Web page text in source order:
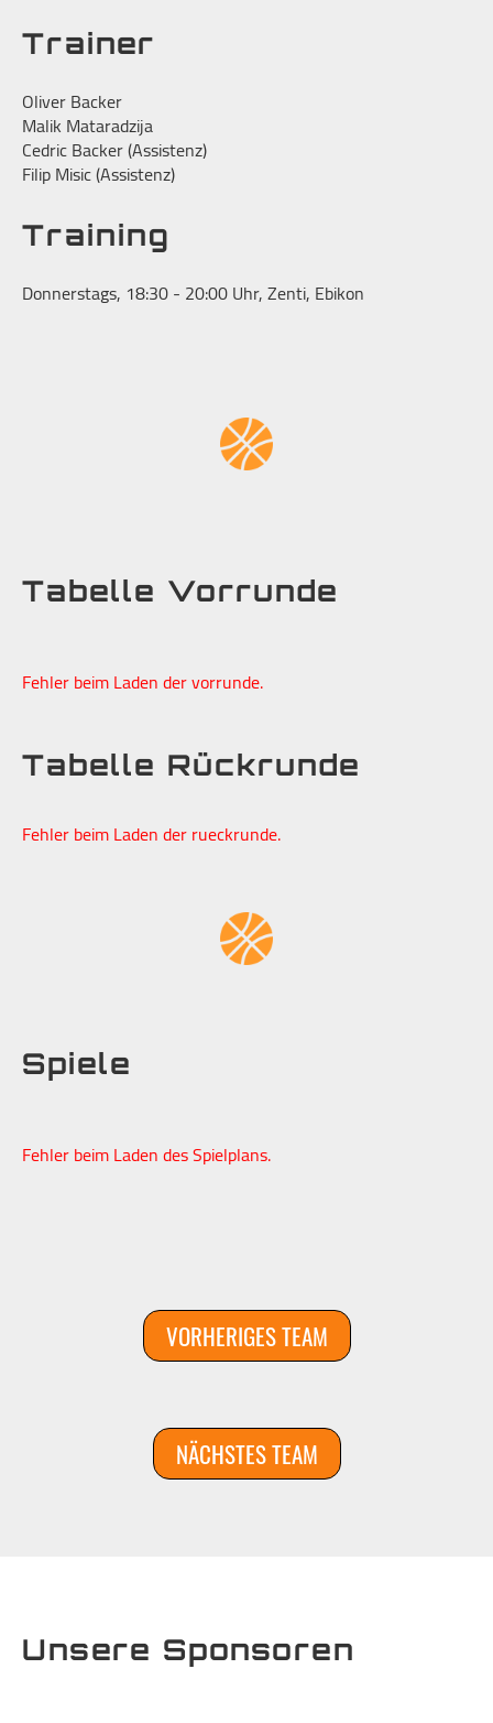
Trainer
Oliver Backer
Malik Mataradzija
Cedric Backer (Assistenz)
Filip Misic (Assistenz)
Training
Donnerstags, 18:30 - 20:00 Uhr, Zenti, Ebikon
Tabelle Vorrunde
Fehler beim Laden der vorrunde.
Tabelle Rückrunde
Fehler beim Laden der rueckrunde.
Spiele
Fehler beim Laden des Spielplans.
VORHERIGES TEAM
NÄCHSTES TEAM
Unsere Sponsoren